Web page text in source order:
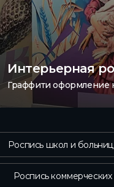
Граффити оформление
Интерьерная
Роспись
Роспись школ и больниц